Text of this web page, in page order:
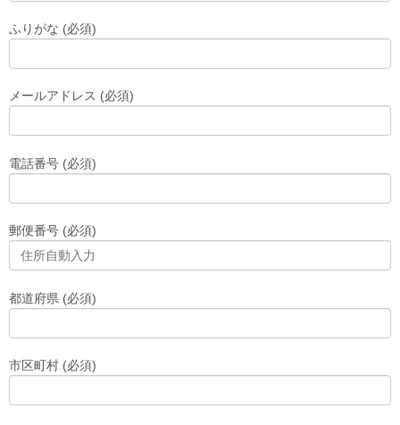
ふりがな (必須)
メールアドレス (必須)
電話番号 (必須)
郵便番号 (必須)
都道府県 (必須)
市区町村 (必須)